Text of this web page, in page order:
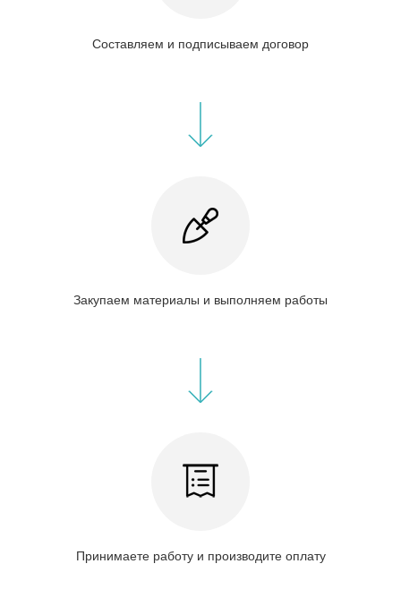
Составляем и подписываем договор
Закупаем материалы и выполняем работы
Принимаете работу и производите оплату